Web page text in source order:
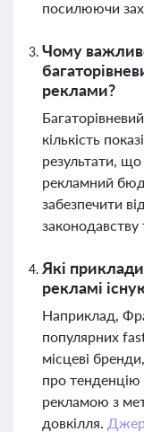
посилюючи
Чому
реклами?
кількість
результати,
рекламний
забезпечити
Які
рекламі
Наприклад,
популярних
місцеві
про
рекламою з
довкілля.